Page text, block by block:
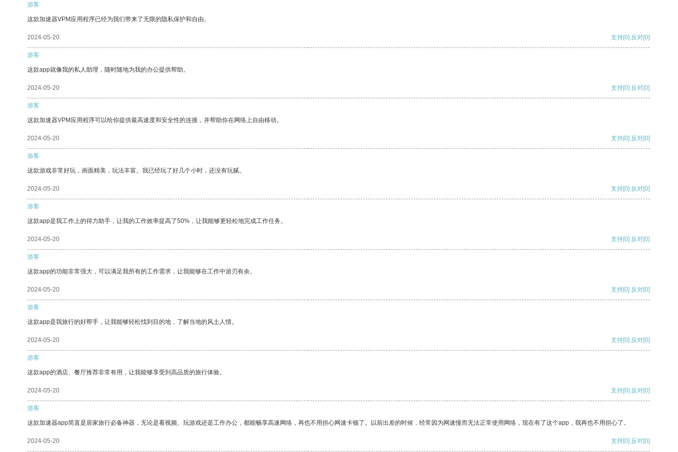
游客
这款加速器VPM应用程序已经为我们带来了无限的隐私保护和自由。
2024-05-20 支持[0] 反对[0]
游客
这款app就像我的私人助理，随时随地为我的办公提供帮助。
2024-05-20 支持[0] 反对[0]
游客
这款加速器VPM应用程序可以给你提供最高速度和安全性的连接，并帮助你在网络上自由移动。
2024-05-20 支持[0] 反对[0]
游客
这款游戏非常好玩，画面精美，玩法丰富。我已经玩了好几个小时，还没有玩腻。
2024-05-20 支持[0] 反对[0]
游客
这款app是我工作上的得力助手，让我的工作效率提高了50%，让我能够更轻松地完成工作任务。
2024-05-20 支持[0] 反对[0]
游客
这款app的功能非常强大，可以满足我所有的工作需求，让我能够在工作中游刃有余。
2024-05-20 支持[0] 反对[0]
游客
这款app是我旅行的好帮手，让我能够轻松找到目的地，了解当地的风土人情。
2024-05-20 支持[0] 反对[0]
游客
这款app的酒店、餐厅推荐非常有用，让我能够享受到高品质的旅行体验。
2024-05-20 支持[0] 反对[0]
游客
这款加速器app简直是居家旅行必备神器，无论是看视频、玩游戏还是工作办公，都能畅享高速网络，再也不用担心网速卡顿了。以前出差的时候，经常因为网速慢而无法正常使用网络，现在有了这个app，我再也不用担心了。
2024-05-20 支持[0] 反对[0]